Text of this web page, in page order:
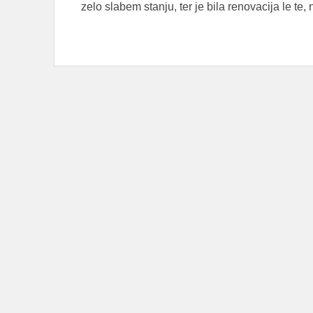
zelo slabem stanju, ter je bila renovacija le te,